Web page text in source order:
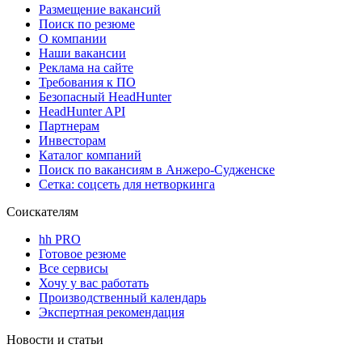
Размещение вакансий
Поиск по резюме
О компании
Наши вакансии
Реклама на сайте
Требования к ПО
Безопасный HeadHunter
HeadHunter API
Партнерам
Инвесторам
Каталог компаний
Поиск по вакансиям в Анжеро-Судженске
Сетка: соцсеть для нетворкинга
Соискателям
hh PRO
Готовое резюме
Все сервисы
Хочу у вас работать
Производственный календарь
Экспертная рекомендация
Новости и статьи